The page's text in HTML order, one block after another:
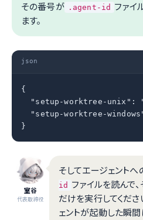
その番号が .agent-id ファイ
ます。
json
{
"setup-worktree-unix":
"setup-worktree-
}
室谷
代表取締役
そしてエージェントへ
id ファイルを読んで
だけを実行してくださ
ェントが起動した瞬